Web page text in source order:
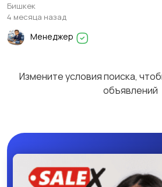
Бишкек
4 месяца назад
Менеджер
Измените условия поиска,
объявлений
Мобильное